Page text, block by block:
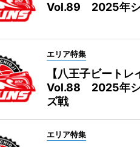
Vol.89 2025年シ
エリア特集
【八王子ビート
Vol.88 2025年シ
ズ戦
エリア特集